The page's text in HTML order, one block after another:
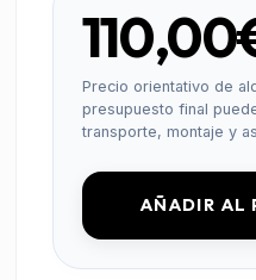
Precio orientativo de
presupuesto final
transporte, montaje y
AÑADIR AL